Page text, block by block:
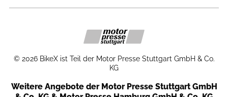
© 2026 BikeX ist Teil der Motor Presse Stuttgart GmbH & Co.
KG
Weitere Angebote der Motor Presse Stuttgart GmbH